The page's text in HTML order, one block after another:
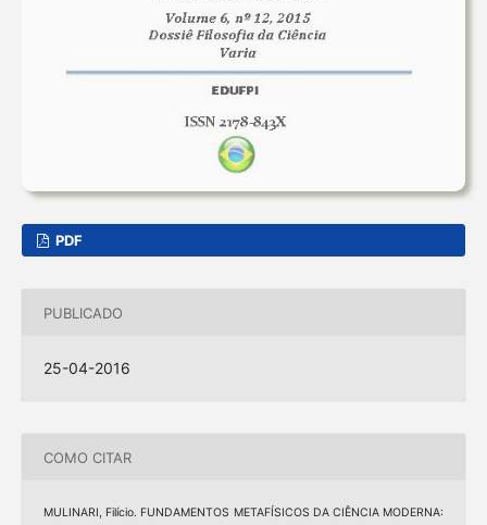
PDF
PUBLICADO
25-04-2016
COMO CITAR
MULINARI, Filício. FUNDAMENTOS METAFÍSICOS DA CIÊNCIA MODERNA: